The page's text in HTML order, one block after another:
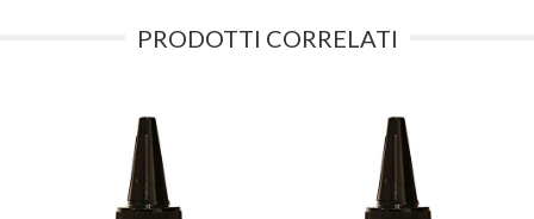
PRODOTTI CORRELATI